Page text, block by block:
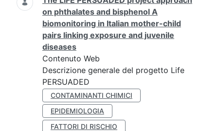
on phthalates and bisphenol A
biomonitoring in Italian mother-child
pairs linking exposure and juvenile
diseases
Contenuto Web
Descrizione generale del progetto Life
PERSUADED
CONTAMINANTI CHIMICI
EPIDEMIOLOGIA
FATTORI DI RISCHIO